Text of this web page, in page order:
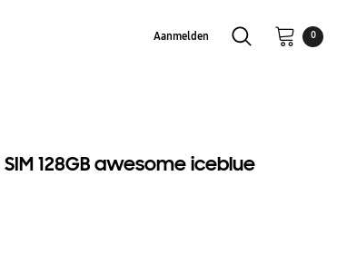
Aanmelden 0
128GB awesome iceblue